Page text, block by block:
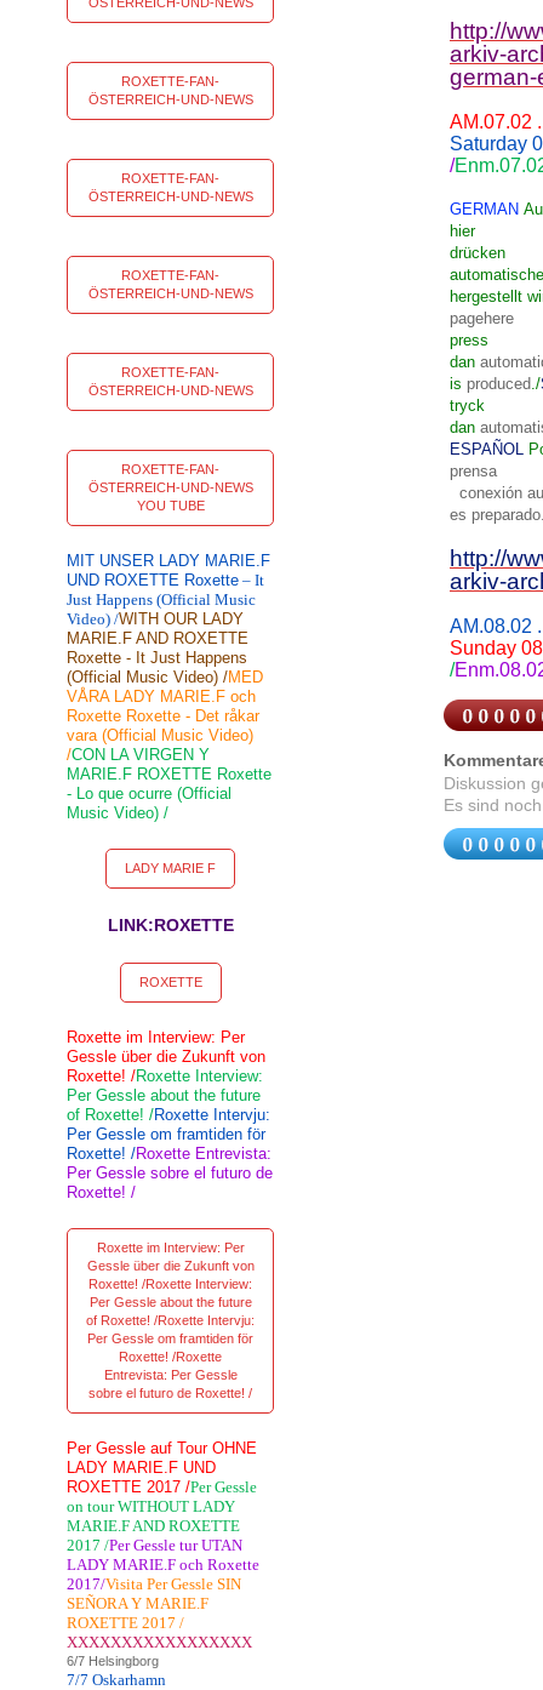
http://
arkiv-
AM.07.02
Saturday
/
GERMAN
hier
drücken
hergestellt
pagehere
press
dan
is produced./
tryck
dan
ESPAÑOL
prensa
conexión
es preparado
http://
arkiv-
AM.08.02
Sunday
/
Diskussion
Es sind
ROXETTE-FAN-
ÖSTERREICH-UND-NEWS
ROXETTE-FAN-
ÖSTERREICH-UND-NEWS
ROXETTE-FAN-
ÖSTERREICH-UND-NEWS
ROXETTE-FAN-
ÖSTERREICH-UND-NEWS
ROXETTE-FAN-
ÖSTERREICH-UND-NEWS
YOU TUBE
MIT UNSER LADY MARIE.F
UND ROXETTE Roxette – It
Just Happens (Official Music
Video) /WITH OUR LADY
MARIE.F AND ROXETTE
Roxette - It Just Happens
(Official Music Video) /MED
VÅRA LADY MARIE.F och
Roxette Roxette - Det råkar
vara (Official Music Video)
/CON LA VIRGEN Y
MARIE.F ROXETTE Roxette
- Lo que ocurre (Official
Music Video) /
LADY MARIE F
LINK:ROXETTE
ROXETTE
Roxette im Interview: Per
Gessle über die Zukunft von
Roxette! /Roxette Interview:
Per Gessle about the future
of Roxette! /Roxette Intervju:
Per Gessle om framtiden för
Roxette! /Roxette Entrevista:
Per Gessle sobre el futuro de
Roxette! /
Roxette im Interview: Per
Gessle über die Zukunft von
Roxette! /Roxette Interview:
Per Gessle about the future
of Roxette! /Roxette Intervju:
Per Gessle om framtiden för
Roxette! /Roxette
Entrevista: Per Gessle
sobre el futuro de Roxette! /
Per Gessle auf Tour OHNE
LADY MARIE.F UND
ROXETTE 2017 /Per Gessle
on tour WITHOUT LADY
MARIE.F AND ROXETTE
2017 /Per Gessle tur UTAN
LADY MARIE.F och Roxette
2017/Visita Per Gessle SIN
SEÑORA Y MARIE.F
ROXETTE 2017 /
XXXXXXXXXXXXXXXXX
6/7 Helsingborg
7/7 Oskarhamn